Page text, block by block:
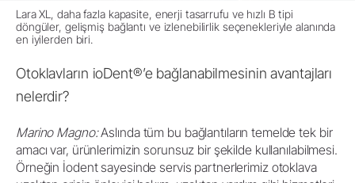
Lara XL, daha fazla kapasite, enerji tasarrufu ve hızlı B tipi
döngüler, gelişmiş bağlantı ve izlenebilirlik seçenekleriyle alanında
en iyilerden biri.
Otoklavların ioDent®’e bağlanabilmesinin avantajları
nelerdir?
Marino Magno:Aslında tüm bu bağlantıların temelde tek bir
amacı var, ürünlerimizin sorunsuz bir şekilde kullanılabilmesi.
Örneğin İodent sayesinde servis partnerlerimiz otoklava